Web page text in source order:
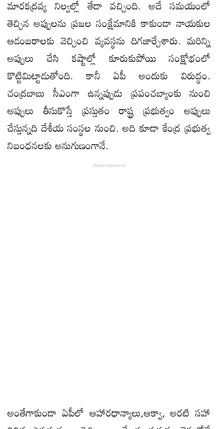
మారకద్రవ్య నిల్వల్లో తేడా వచ్చింది. అదే సమయంలో
తెచ్చిన అప్పులను ప్రజల సంక్షేమానికి కాకుండా నాయకుల
ఆడంబరాలకు వెచ్చించి వ్యవస్థను దిగజార్చేశారు. మరిన్ని
అప్పులు చేసి కష్టాల్లో కూరుకుపోయి సంక్షోభంలో
కొట్టిమిట్టాడుతోంది. కానీ ఏపీ అందుకు విరుద్ధం.
చంద్రబాబు సీఎంగా ఉన్నప్పుడు ప్రపంచబ్యాంకు నుంచి
అప్పులు తీసుకొస్తే ప్రస్తుతం రాష్ట్ర ప్రభుత్వం అప్పులు
చేస్తున్నది దేశీయ సంస్థల నుంచి. అది కూడా కేంద్ర ప్రభుత్వ
నిబంధనలకు అనుగుణంగానే.
అంతేగాకుండా ఏపీలో ఆహారధాన్యాలు,ఆక్వా, అరటి సహా